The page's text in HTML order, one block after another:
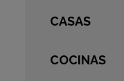
CASAS
COCINAS